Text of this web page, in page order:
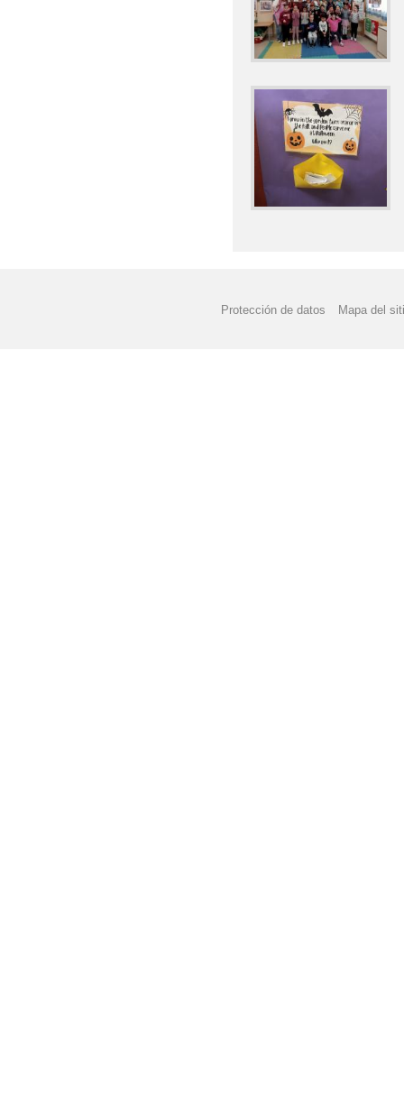
Protección de datos Mapa del